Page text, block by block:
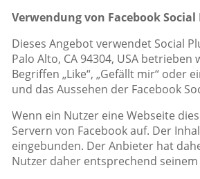
Verwendung von Facebook Social
Dieses Angebot verwendet Social
Palo Alto, CA 94304, USA
Begriffen „Like“, „Gefällt mir“ oder
und das Aussehen der Facebook
Wenn ein Nutzer eine Webseite
Servern von Facebook auf. Der
eingebunden. Der Anbieter hat
Nutzer daher entsprechend seinem